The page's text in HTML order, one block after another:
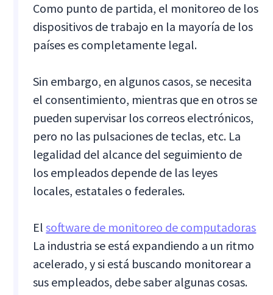
Como punto de partida, el monitoreo de los
dispositivos de trabajo en la mayoría de los
países es completamente legal.
Sin embargo, en algunos casos, se necesita
el consentimiento, mientras que en otros se
pueden supervisar los correos electrónicos,
pero no las pulsaciones de teclas, etc. La
legalidad del alcance del seguimiento de
los empleados depende de las leyes
locales, estatales o federales.
Elsoftware de monitoreo de computadoras
La industria se está expandiendo a un ritmo
acelerado, y si está buscando monitorear a
sus empleados, debe saber algunas cosas.